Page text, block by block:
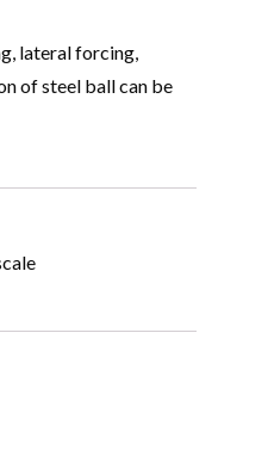
lateral forcing,
of steel ball can be